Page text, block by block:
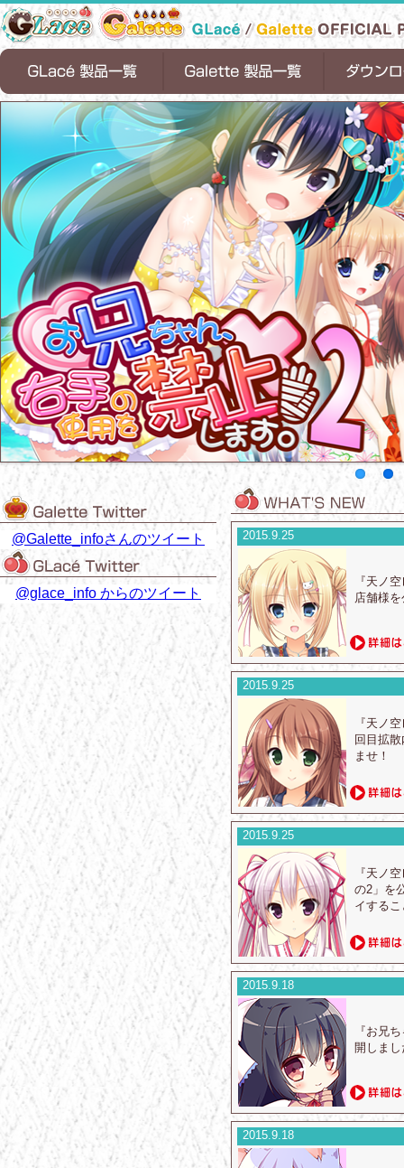
天ノ空レトロスペクト
恋式マニュアル
Timepiece Ensemble
1/2 summer
お兄ちゃん、右手の使用を禁止します！
２
ちっちゃな花嫁
お兄ちゃんティーチャー
ロリポップファクトリー
お兄ちゃん、右手の使用を禁止します。
ちっちゃらぶアパート
お兄ちゃんシェアリング
サンタフル☆サマー
お兄ちゃん、
します！[DL版]
ちっちゃらぶ
恋式マニュア
Timepiece
お兄ちゃんシ
サンタフル☆
1/2
@Galette_infoさんのツイート
@glace_info からのツイート
2015.9.25
『天ノ
店舗様
2015.9.25
『天ノ
回目拡
ませ！
2015.9.25
『天ノ
の2」を
イする
2015.9.18
『お兄
開しまし
2015.9.18